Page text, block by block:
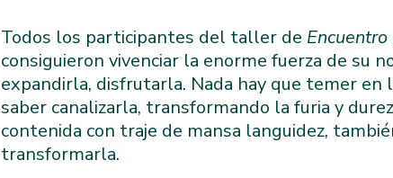
Todos los participantes del taller de
consiguieron vivenciar la enorme fuerza de su
expandirla, disfrutarla. Nada hay que temer
saber canalizarla, transformando la furia y
contenida con traje de mansa languidez,
transformarla.